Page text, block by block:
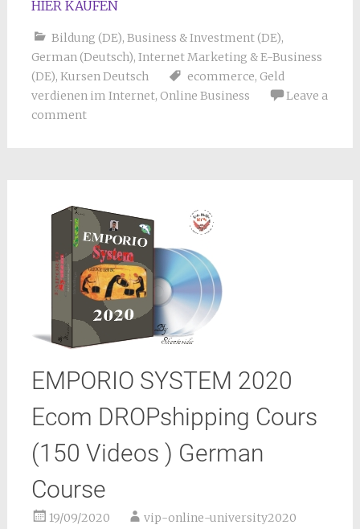
HIER KAUFEN
Bildung (DE), Business & Investment (DE),
German (Deutsch), Internet Marketing & E-Business
(DE), Kursen Deutsch ecommerce, Geld
verdienen im Internet, Online Business
Leave a
comment
EMPORIO SYSTEM 2020
Ecom DROPshipping Cours
(150 Videos ) German
Course
19/09/2020 vip-online-university2020